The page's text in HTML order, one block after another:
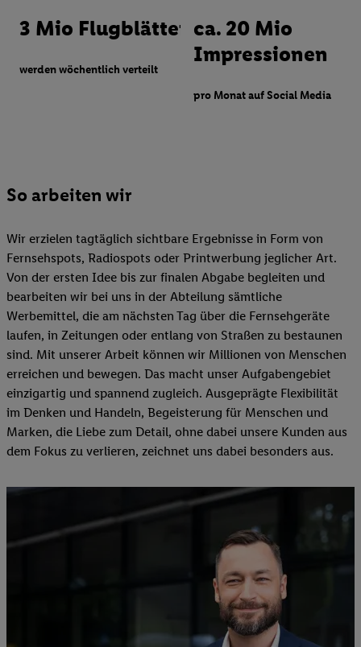
3 Mio Flugblätter
werden wöchentlich verteilt
ca. 20 Mio
Impressionen
pro Monat auf Social Media
So arbeiten wir
Wir erzielen tagtäglich sichtbare Ergebnisse in Form von
Fernsehspots, Radiospots oder Printwerbung jeglicher Art.
Von der ersten Idee bis zur finalen Abgabe begleiten und
bearbeiten wir bei uns in der Abteilung sämtliche
Werbemittel, die am nächsten Tag über die Fernsehgeräte
laufen, in Zeitungen oder entlang von Straßen zu bestaunen
sind. Mit unserer Arbeit können wir Millionen von Menschen
erreichen und bewegen. Das macht unser Aufgabengebiet
einzigartig und spannend zugleich. Ausgeprägte Flexibilität
im Denken und Handeln, Begeisterung für Menschen und
Marken, die Liebe zum Detail, ohne dabei unsere Kunden aus
dem Fokus zu verlieren, zeichnet uns dabei besonders aus.